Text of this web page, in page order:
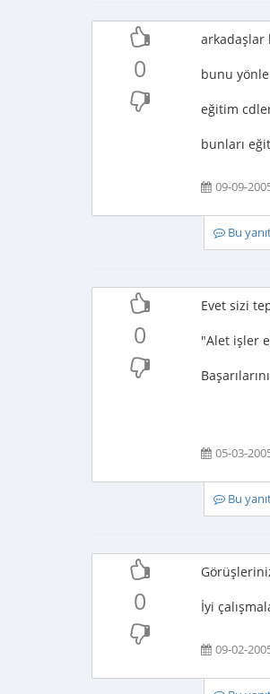
0
arkadaşlar
bunu
eğitim
bunları
09-09-
Bu
0
Evet sizi
"Alet işler
05-03-
Bu
0 İyi
09-02-